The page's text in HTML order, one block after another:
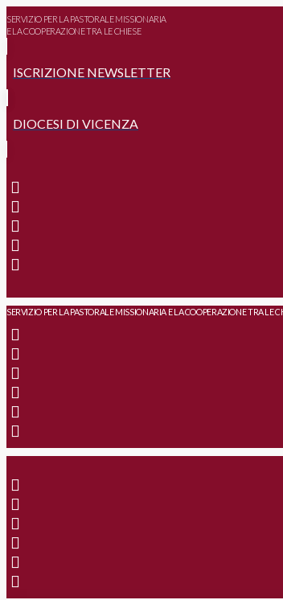
SERVIZIO PER LA PASTORALE MISSIONARIA
E LA COOPERAZIONE TRA LE CHIESE
ISCRIZIONE NEWSLETTER
DIOCESI DI VICENZA
SERVIZIO PER LA PASTORALE MISSIONARIA E LA COOPERAZIONE TRA LE